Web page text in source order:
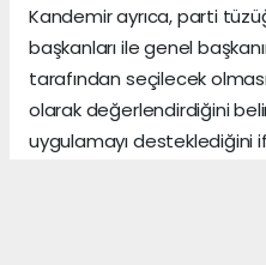
Kandemir ayrıca, parti
başkanları ile genel
tarafından seçilecek
olarak değerlendirdiğini
uygulamayı desteklediğini